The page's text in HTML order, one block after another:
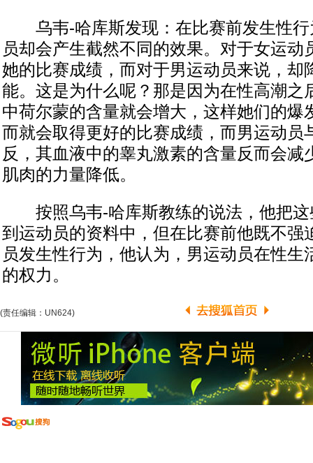
乌韦-哈库斯发现：在比赛前发生性行
员却会产生截然不同的效果。对于女运动
她的比赛成绩，而对于男运动员来说，却
能。这是为什么呢？那是因为在性高潮之
中荷尔蒙的含量就会增大，这样她们的爆
而就会取得更好的比赛成绩，而男运动员
反，其血液中的睾丸激素的含量反而会减
肌肉的力量降低。
按照乌韦-哈库斯教练的说法，他把这
到运动员的资料中，但在比赛前他既不强
员发生性行为，他认为，男运动员在性生
的权力。
(责任编辑：UN624)